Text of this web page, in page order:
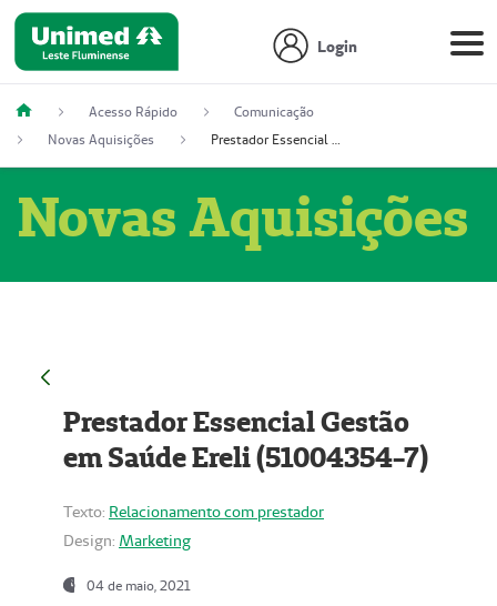
Login
Acesso Rápido
Comunicação
Novas Aquisições
Prestador Essencial Gestão em Saúde Ereli (51004354-7)
Novas Aquisições
Prestador Essencial Gestão
em Saúde Ereli (51004354-7)
Texto: Relacionamento com prestador
Design: Marketing
04 de maio, 2021